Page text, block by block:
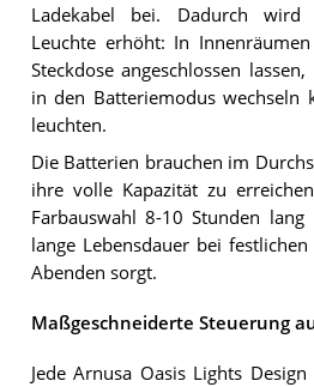
Ladekabel bei. Dadurch
Leuchte erhöht: In
Steckdose angeschlossen
in den Batteriemodus wechseln
leuchten.
Die Batterien brauchen im
ihre volle Kapazität zu
Farbauswahl 8-10 Stunden
lange Lebensdauer bei
Abenden sorgt.
Maßgeschneiderte Steuerung
Jede Arnusa Oasis Lights